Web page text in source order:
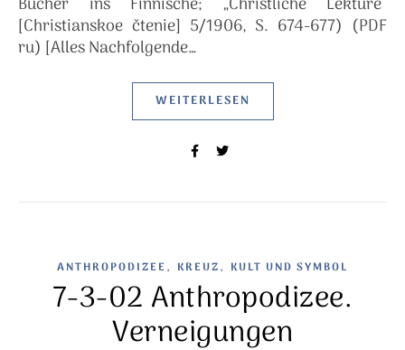
[Christianskoe čtenie] 5/1906, S. 674-677) (PDF
ru) [Alles Nachfolgende…
WEITERLESEN
ANTHROPODIZEE , KREUZ, KULT UND SYMBOL
7-3-02 Anthropodizee.
Verneigungen